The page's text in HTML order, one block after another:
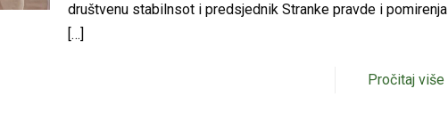
društvenu stabilnsot i predsjednik Stranke pravde i pomirenja
[…]
Pročitaj više